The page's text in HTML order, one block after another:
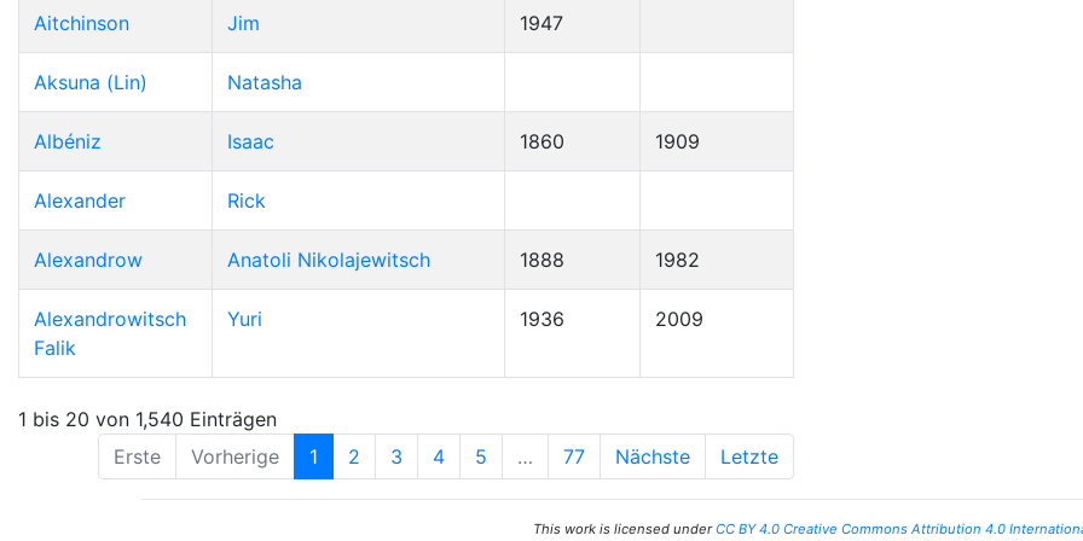
Aitchinson Jim 1947
Aksuna (Lin) Natasha
Albéniz Isaac 1860 1909
Alexander Rick
Alexandrow Anatoli Nikolajewitsch 1888 1982
Alexandrowitsch
Falik
Yuri 1936 2009
1 bis 20 von 1,540 Einträgen
Erste
Vorherige 1 2 3 4 5 … 77 Nächste Letzte
This work is licensed underCC BY 4.0 Creative Commons Attribution 4.0